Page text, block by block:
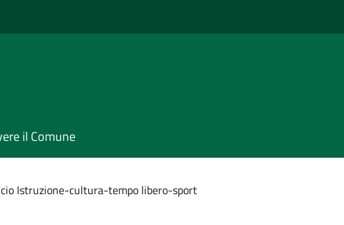
il Comune
Istruzione-cultura-tempo libero-sport